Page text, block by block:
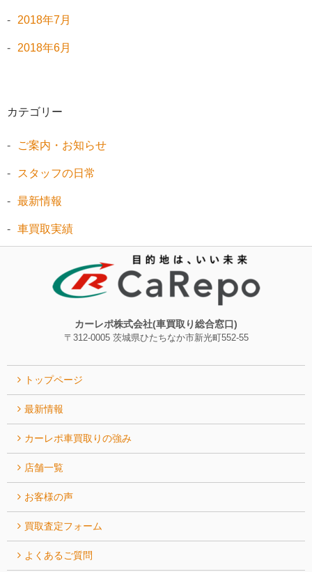
2018年7月
2018年6月
カテゴリー
ご案内・お知らせ
スタッフの日常
最新情報
車買取実績
カーレポ株式会社(車買取り総合窓口)
〒312-0005 茨城県ひたちなか市新光町552-55
トップページ
最新情報
カーレポ⾞買取りの強み
店舗一覧
お客様の声
買取査定フォーム
よくあるご質問